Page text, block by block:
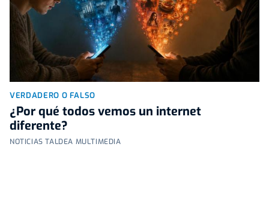
VERDADERO O FALSO
¿Por qué todos vemos un internet
diferente?
NOTICIAS TALDEA MULTIMEDIA